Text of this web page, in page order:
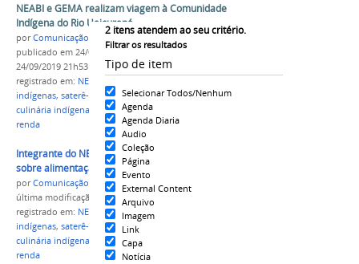
2 itens atendem ao seu critério.
Filtrar os resultados
Tipo de item
Selecionar Todos/Nenhum
Agenda
Agenda Diaria
Audio
Coleção
Página
Evento
External Content
Arquivo
Imagem
Link
Capa
Notícia
NEABI e GEMA realizam viagem à Comunidade
Indígena do Rio Uaicurapá
porComunicação CPR
publicado em 24/09/2019—última modificação
24/09/2019 21h53
registrado em: NEABI
indígenas, saterê-mawé, mulheres indígenas,
culinária indígena
segurança alimentar
renda
Integrante do NEABI e GEMA realiza pesquisa
sobre alimentação índigena
porComunicação CPR
última modificação
em 24/09/2019 21h32
registrado em: NEABI ,GEMA ,
indígenas, saterê-mawé, mulheres indígenas
culinária indígena
segurança alimentar
renda